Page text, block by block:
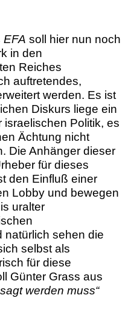
EFA soll hier nun noch
in den
Reiches
auftretendes,
werden. Es ist
Diskurs liege ein
israelischen Politik, es
Ächtung nicht
Die Anhänger dieser
für dieses
den Einfluß einer
Lobby und bewegen
uralter
natürlich sehen die
selbst als
für diese
Günter Grass aus
werden muss“